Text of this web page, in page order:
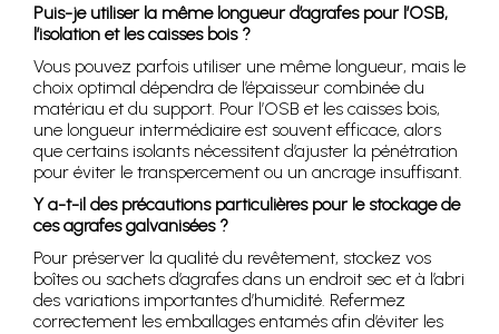
Puis-je utiliser la même longueur d’agrafes pour l’OSB,
l’isolation et les caisses bois ?
Vous pouvez parfois utiliser une même longueur, mais le
choix optimal dépendra de l’épaisseur combinée du
matériau et du support. Pour l’OSB et les caisses bois,
une longueur intermédiaire est souvent efficace, alors
que certains isolants nécessitent d’ajuster la pénétration
pour éviter le transpercement ou un ancrage insuffisant.
Y a-t-il des précautions particulières pour le stockage de
ces agrafes galvanisées ?
Pour préserver la qualité du revêtement, stockez vos
boîtes ou sachets d’agrafes dans un endroit sec et à l’abri
des variations importantes d’humidité. Refermez
correctement les emballages entamés afin d’éviter les